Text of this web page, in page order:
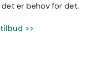
er behov for det.
>>